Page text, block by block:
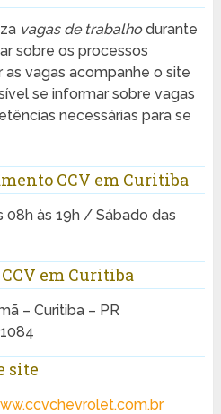
vagas de trabalhodurante
sobre os processos
vagas acompanhe o site
se informar sobre vagas
necessárias para se
CCV em Curitiba
08h às 19h / Sábado das
em Curitiba
– Curitiba – PR
site